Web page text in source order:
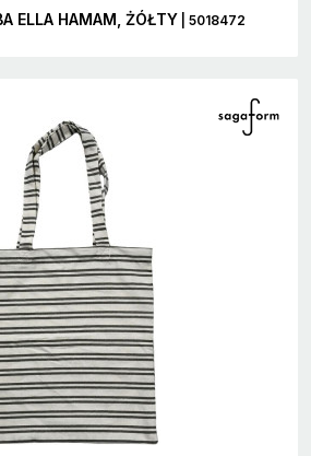
ELLA HAMAM, ŻÓŁTY | 5018472